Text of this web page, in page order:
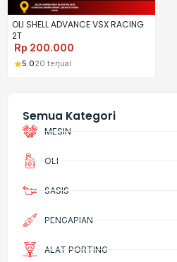
Semua Kategori
MESIN
OLI
SASIS
PENGAPIAN
ALAT PORTING
OLI SHELL ADVANCE VSX RACING
2T
Rp 200.000
5.020 terjual